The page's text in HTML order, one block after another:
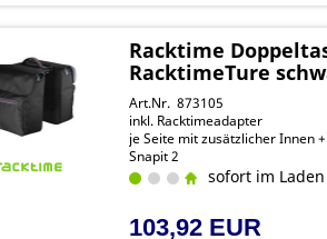
Racktime
RacktimeTure
Art.Nr. 873105
inkl. Racktimeadapter
je Seite mit zusätzlicher Innen
Snapit 2
sofort im
103,92 EUR